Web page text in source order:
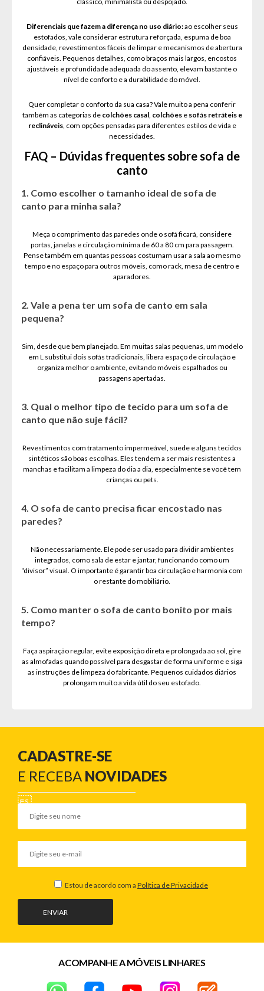
Diferenciais que fazem a diferença no uso diário:ao escolher seus
estofados, vale considerar estrutura reforçada, espuma de boa
densidade, revestimentos fáceis de limpar e mecanismos de abertura
confiáveis. Pequenos detalhes, como braços mais largos, encostos
ajustáveis e profundidade adequada do assento, elevam bastante o
nível de conforto e a durabilidade do móvel.
Quer completar o conforto da sua casa? Vale muito a pena conferir
também as categorias de colchões casal, colchõese sofás retráteis e
reclináveis, com opções pensadas para diferentes estilos de vida e
necessidades.
FAQ – Dúvidas frequentes sobre sofa de
canto
1. Como escolher o tamanho ideal de sofa de
canto para minha sala?
Meça o comprimento das paredes onde o sofá ficará, considere
portas, janelas e circulação mínima de 60 a 80 cm para passagem.
Pense também em quantas pessoas costumam usar a sala ao mesmo
tempo e no espaço para outros móveis, como rack, mesa de centro e
aparadores.
2. Vale a pena ter um sofa de canto em sala
pequena?
Sim, desde que bem planejado. Em muitas salas pequenas, um modelo
em L substitui dois sofás tradicionais, libera espaço de circulação e
organiza melhor o ambiente, evitando móveis espalhados ou
passagens apertadas.
3. Qual o melhor tipo de tecido para um sofa de
canto que não suje fácil?
Revestimentos com tratamento impermeável, suede e alguns tecidos
sintéticos são boas escolhas. Eles tendem a ser mais resistentes a
manchas e facilitam a limpeza do dia a dia, especialmente se você tem
crianças ou pets.
4. O sofa de canto precisa ficar encostado nas
paredes?
Não necessariamente. Ele pode ser usado para dividir ambientes
integrados, como sala de estar e jantar, funcionando como um
“divisor” visual. O importante é garantir boa circulação e harmonia com
o restante do mobiliário.
5. Como manter o sofa de canto bonito por mais
tempo?
Faça aspiração regular, evite exposição direta e prolongada ao sol, gire
as almofadas quando possível para desgastar de forma uniforme e siga
as instruções de limpeza do fabricante. Pequenos cuidados diários
prolongam muito a vida útil do seu estofado.
CADASTRE-SE
E RECEBA NOVIDADES
ENVIAR
Estou de acordo com a Política de Privacidade
ACOMPANHE A MÓVEIS LINHARES